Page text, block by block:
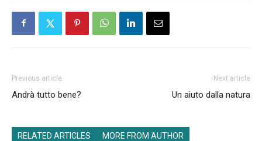
Previous article
Andrà tutto bene?
Next article
Un aiuto dalla natura
RELATED ARTICLES MORE FROM AUTHOR